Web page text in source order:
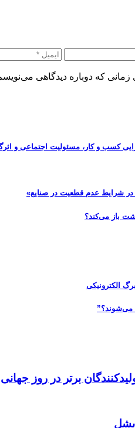
که دوباره دیدگاهی
کسب و کار، مسئولیت اجتماعی و
در شرایط عدم قطعیت در صنایع»
می‌شوند؟”
برتر در روز
بشل